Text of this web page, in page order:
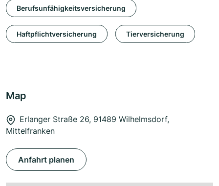
Berufsunfähigkeitsversicherung
Haftpflichtversicherung Tierversicherung
Map
Erlanger Straße 26, 91489 Wilhelmsdorf,
Mittelfranken
Anfahrt planen